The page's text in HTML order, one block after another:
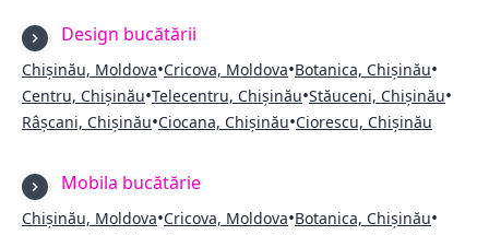
Design bucătării
Chișinău, Moldova•Cricova, Moldova•Botanica, Chișinău•
Centru, Chișinău•Telecentru, Chișinău•Stăuceni, Chișinău•
Râșcani, Chișinău•Ciocana, Chișinău•Ciorescu, Chișinău
Mobila bucătărie
Chișinău, Moldova•Cricova, Moldova•Botanica, Chișinău•